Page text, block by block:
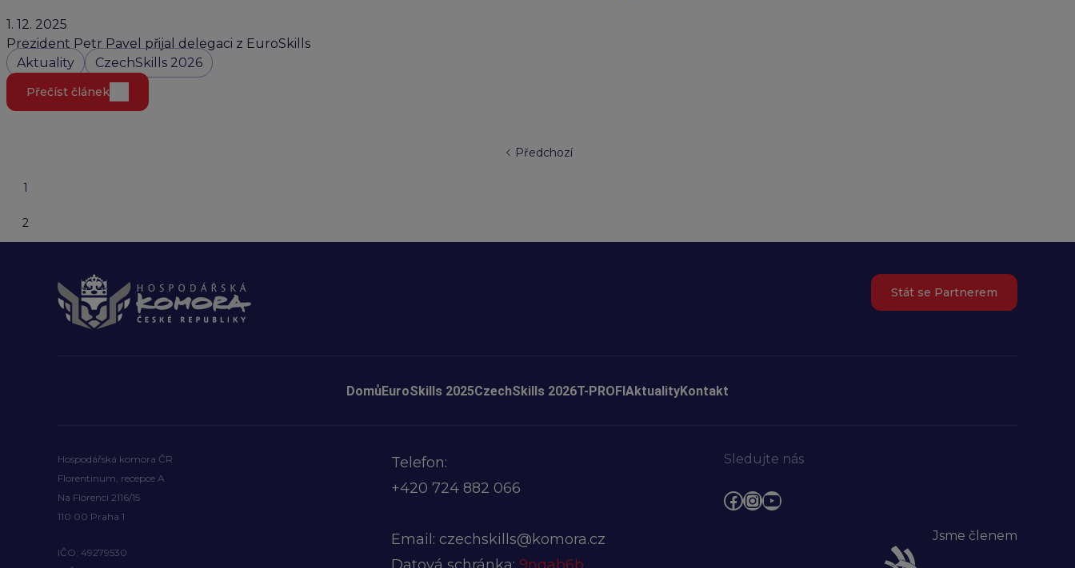
1. 12. 2025
Prezident Petr Pavel přijal delegaci z EuroSkills
Aktuality
CzechSkills 2026
Přečíst článek
Předchozí
1
2
Stát se Partnerem
DomůEuroSkills 2025CzechSkills 2026T-PROFI AktualityKontakt
Hospodářská komora ČR
Florentinum, recepce A
Na Florenci 2116/15
110 00 Praha 1
IČO: 49279530
Telefon:
+420 724 882 066
Email: czechskills@komora.cz
Sledujte nás
Facebook
Instagram
YouTube
Jsme členem